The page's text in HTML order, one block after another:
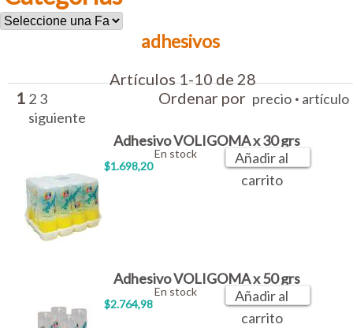
adhesivos
Artículos 1-10 de 28
1 2 3
siguiente
Ordenar por precio · artículo
Adhesivo VOLIGOMA x 30 grs
$1.698,20
En stock
Añadir al
carrito
Adhesivo VOLIGOMA x 50 grs
$2.764,98
En stock
Añadir al
carrito